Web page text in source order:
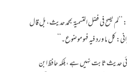
’’لم يصح في فضل التسمية بمحمد حديث، بل قال
كل ما ورد فيه فهو موضوع۔‘‘
حدیث ثابت نہیں ہے ،بلکہ حافظ ابن